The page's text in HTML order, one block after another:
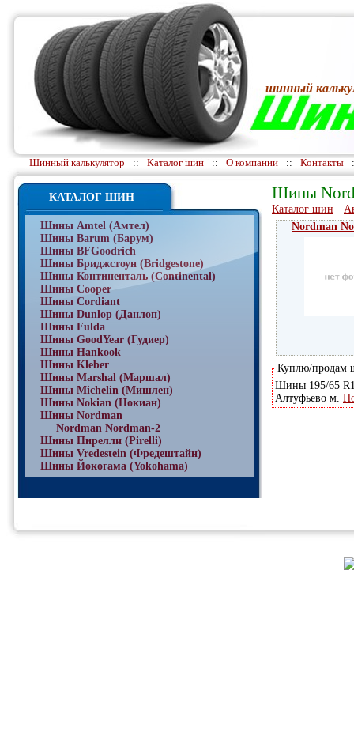
шинный
Шинный калькулятор :: Каталог шин :: О компании :: Контакты
КАТАЛОГ ШИН
Шины Amtel (Амтел)
Шины Barum (Барум)
Шины BFGoodrich
Шины Бриджстоун (Bridgestone)
Шины Континенталь (Continental)
Шины Cooper
Шины Cordiant
Шины Dunlop (Данлоп)
Шины Fulda
Шины GoodYear (Гудиер)
Шины Hankook
Шины Kleber
Шины Marshal (Маршал)
Шины Michelin (Мишлен)
Шины Nokian (Нокиан)
Шины Nordman
Nordman Nordman-2
Шины Пирелли (Pirelli)
Шины Vredestein (Фредештайн)
Шины Йокогама (Yokohama)
Шины
Каталог шин ·
Nordman
Куплю/продам
Шины 195/65
Алтуфьево м.